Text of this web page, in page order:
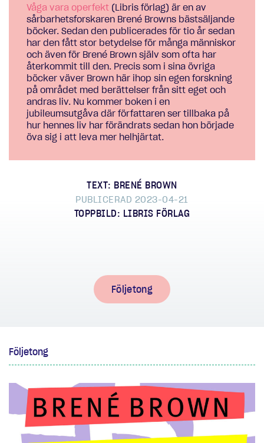
Våga vara operfekt (Libris förlag) är en av
sårbarhetsforskaren Brené Browns bästsäljande
böcker. Sedan den publicerades för tio år sedan
har den fått stor betydelse för många människor
och även för Brené Brown själv som ofta har
återkommit till den. Precis som i sina övriga
böcker väver Brown här ihop sin egen forskning
på området med berättelser från sitt eget och
andras liv. Nu kommer boken i en
jubileumsutgåva där författaren ser tillbaka på
hur hennes liv har förändrats sedan hon började
öva sig i att leva mer helhjärtat.
TEXT: BRENÉ BROWN
PUBLICERAD 2023-04-21
TOPPBILD: LIBRIS FÖRLAG
Följetong
Följetong